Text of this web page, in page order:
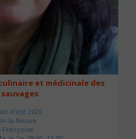
et médicinale des
d'été 2026
la-Neuve
Françoise